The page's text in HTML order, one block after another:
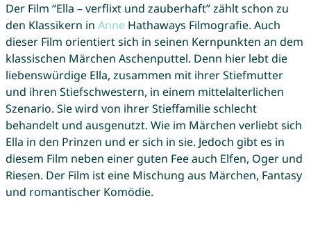
Der Film “Ella – verflixt und zauberhaft” zählt schon zu
den Klassikern in Anne Hathaways Filmografie. Auch
dieser Film orientiert sich in seinen Kernpunkten an dem
klassischen Märchen Aschenputtel. Denn hier lebt die
liebenswürdige Ella, zusammen mit ihrer Stiefmutter
und ihren Stiefschwestern, in einem mittelalterlichen
Szenario. Sie wird von ihrer Stieffamilie schlecht
behandelt und ausgenutzt. Wie im Märchen verliebt sich
Ella in den Prinzen und er sich in sie. Jedoch gibt es in
diesem Film neben einer guten Fee auch Elfen, Oger und
Riesen. Der Film ist eine Mischung aus Märchen, Fantasy
und romantischer Komödie.